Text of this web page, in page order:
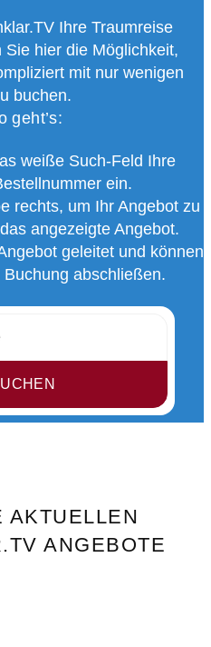
Ihre Traumreise
hier die Möglichkeit,
mit nur wenigen
buchen.
geht’s:
weiße Such-Feld Ihre
ein.
rechts, um Ihr Angebot zu
angezeigte Angebot.
geleitet und können
abschließen.
AKTUELLEN
ANGEBOTE